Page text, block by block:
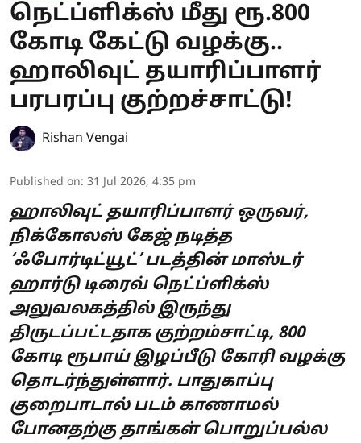
நெட்ப்ளிக்ஸ் மீது ரூ.800
கோடி கேட்டு வழக்கு..
ஹாலிவுட் தயாரிப்பாளர்
பரபரப்பு குற்றச்சாட்டு!
Rishan Vengai
Published on: 31 Jul 2026, 4:35 pm
ஹாலிவுட் தயாரிப்பாளர் ஒருவர்,
நிக்கோலஸ் கேஜ் நடித்த
‘ஃபோர்டிட்யூட்’ படத்தின் மாஸ்டர்
ஹார்டு டிரைவ் நெட்ப்ளிக்ஸ்
அலுவலகத்தில் இருந்து
திருடப்பட்டதாக குற்றம்சாட்டி, 800
கோடி ரூபாய் இழப்பீடு கோரி வழக்கு
தொடர்ந்துள்ளார். பாதுகாப்பு
குறைபாடால் படம் காணாமல்
போனதற்கு தாங்கள் பொறுப்பல்ல